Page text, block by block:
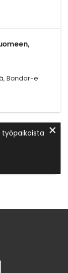
Bandar-e
työpaikoista ✕